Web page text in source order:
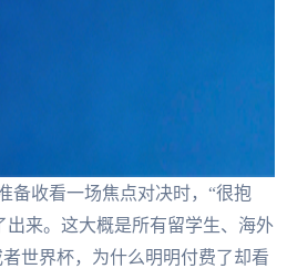
备收看一场焦点对决时，“很抱
来。这大概是所有留学生、海外
世界杯，为什么明明付费了却看